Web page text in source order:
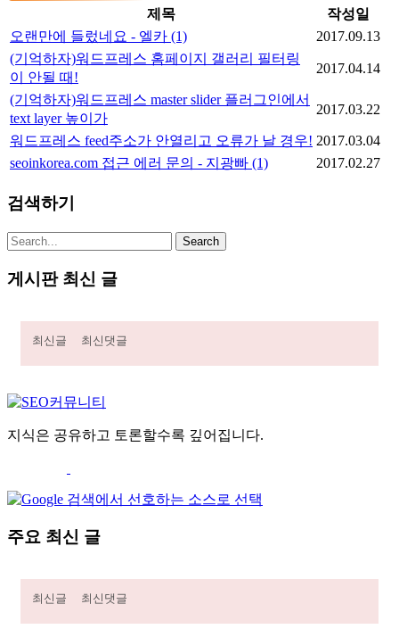
제목
작성일
오랜만에 들렀네요 - 엘카 (1)
2017.09.13
(기억하자)워드프레스 홈페이지 갤러리 필터링
이 안될 때!
2017.04.14
(기억하자)워드프레스 master slider 플러그인에서
text layer 높이가
2017.03.22
워드프레스 feed주소가 안열리고 오류가 날 경우! 2017.03.04
seoinkorea.com 접근 에러 문의 - 지광빠 (1) 2017.02.27
검색하기
게시판 최신 글
최신글 최신댓글
지식은 공유하고 토론할수록 깊어집니다.
주요 최신 글
최신글 최신댓글